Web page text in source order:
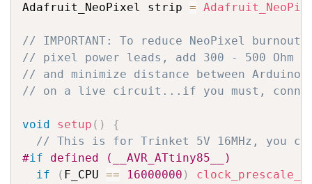
Adafruit_NeoPixel strip =
// IMPORTANT: To reduce NeoPixel
// pixel power leads, add 300 - 500
// and minimize distance between
// on a live circuit...if you must,
void setup ( )
{
// This is for Trinket 5V 16MHz, you
#if defined (__AVR_ATtiny85__)
if
( F_CPU == 16000000 )